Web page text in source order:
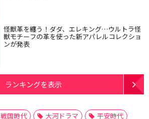
怪獣革を纏う！ダダ、エレキング…ウルトラ怪
獣モチーフの革を使った新アパレルコレクショ
ンが発表
ランキングを表示
戦国時代 大河ドラマ
平安時代